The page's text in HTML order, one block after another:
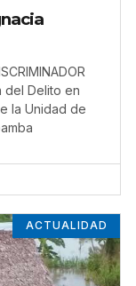
del Delito en
la Unidad de
ACTUALIDAD